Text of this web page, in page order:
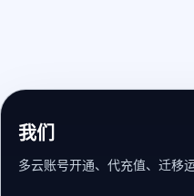
我们
多云账号开通、代充值、迁移